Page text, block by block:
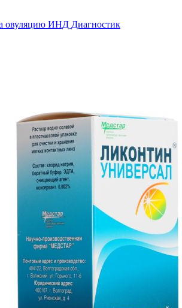
овуляцию ИНД Диагностик